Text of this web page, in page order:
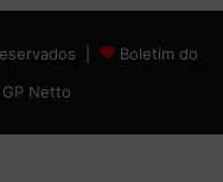
|
Boletim do
Netto